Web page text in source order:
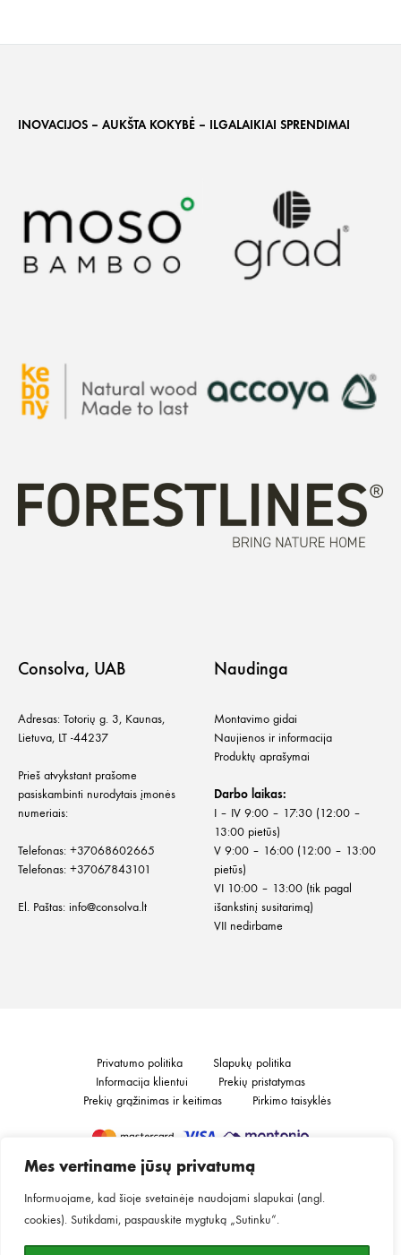
Mes vertiname jūsų privatumą
Informuojame, kad šioje svetainėje naudojami slapukai (angl.
cookies). Sutikdami, paspauskite mygtuką „Sutinku“.
INOVACIJOS – AUKŠTA KOKYBĖ – ILGALAIKIAI SPRENDIMAI
Consolva, UAB
Adresas: Totorių g. 3, Kaunas,
Lietuva, LT -44237
Prieš atvykstant prašome
pasiskambinti nurodytais įmonės
numeriais:
Telefonas: +37068602665
Telefonas: +37067843101
El. Paštas: info@consolva.lt
Naudinga
Montavimo gidai
Naujienos ir informacija
Produktų aprašymai
Darbo laikas:
I – IV 9:00 – 17:30 (12:00 –
13:00 pietūs)
V 9:00 – 16:00 (12:00 – 13:00
pietūs)
VI 10:00 – 13:00 (tik pagal
išankstinį susitarimą)
VII nedirbame
MINGO. Visos teisės saugomos.
Privatumo politika
Slapukų politika
Informacija klientui
Prekių pristatymas
Prekių grąžinimas ir keitimas
Pirkimo taisyklės